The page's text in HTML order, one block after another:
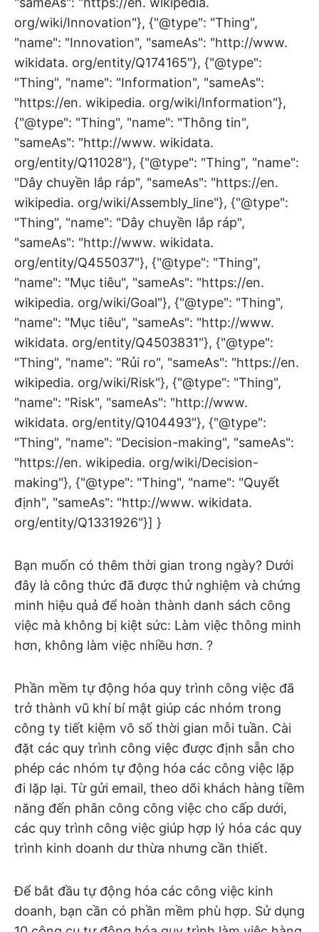
Bạn muốn có thêm thời gian trong ngày? Dưới
đây là công thức đã được thử nghiệm và chứng
minh hiệu quả để hoàn thành danh sách công
việc mà không bị kiệt sức: Làm việc thông minh
hơn, không làm việc nhiều hơn. ?
Phần mềm tự động hóa quy trình công việc đã
trở thành vũ khí bí mật giúp các nhóm trong
công ty tiết kiệm vô số thời gian mỗi tuần. Cài
đặt các quy trình công việc được định sẵn cho
phép các nhóm tự động hóa các công việc lặp
đi lặp lại. Từ gửi email, theo dõi khách hàng tiềm
năng đến phân công công việc cho cấp dưới,
các quy trình công việc giúp hợp lý hóa các quy
trình kinh doanh dư thừa nhưng cần thiết.
Để bắt đầu tự động hóa các công việc kinh
doanh, bạn cần có phần mềm phù hợp. Sử dụng